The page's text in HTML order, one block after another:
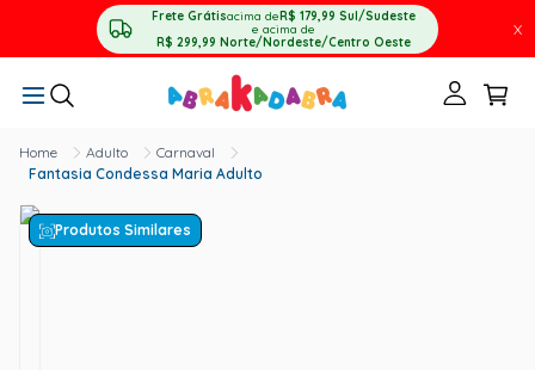
Frete Grátisacima deR$ 179,99 Sul/Sudeste
e acima de
R$ 299,99 Norte/Nordeste/Centro Oeste
X
Adulto
Carnaval
Fantasia Condessa Maria Adulto
Produtos Similares